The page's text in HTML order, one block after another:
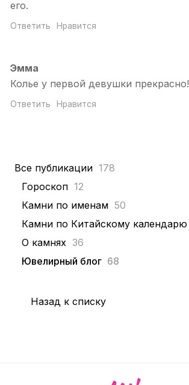
его.
Ответить Нравится
Эмма
Колье у первой девушки прекрасно!
Ответить Нравится
Все публикации 178
Гороскоп 12
Камни по именам 50
Камни по Китайскому календарю
О камнях 36
Ювелирный блог 68
Назад к списку